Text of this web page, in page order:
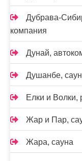
Дубрава-
компания
Дунай,
Душанбе,
Елки и Волки,
Жар и Пар,
Жара, сауна